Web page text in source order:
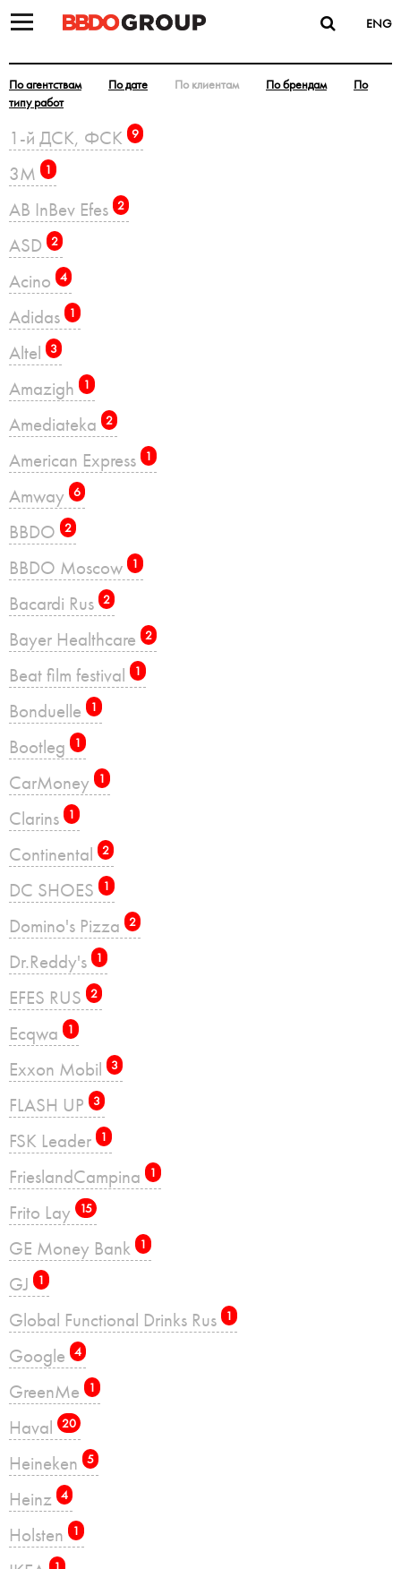
ENG
По агентствам По дате По клиентам По брендам
По
типу работ
1-й ДСК, ФСК 9
3M 1
AB InBev Efes 2
ASD 2
Acino 4
Adidas 1
Altel 3
Amazigh 1
Amediateka 2
American Express 1
Amway 6
BBDO 2
BBDO Moscow 1
Bacardi Rus 2
Bayer Healthcare 2
Beat film festival 1
Bonduelle 1
Bootleg 1
CarMoney 1
Clarins 1
Continental 2
DC SHOES 1
Domino's Pizza 2
Dr.Reddy's 1
EFES RUS 2
Ecqwa 1
Exxon Mobil 3
FLASH UP 3
FSK Leader 1
FrieslandCampina 1
Frito Lay 15
GE Money Bank 1
GJ 1
Global Functional Drinks Rus 1
Google 4
GreenMe 1
Haval 20
Heineken 5
Heinz 4
Holsten 1